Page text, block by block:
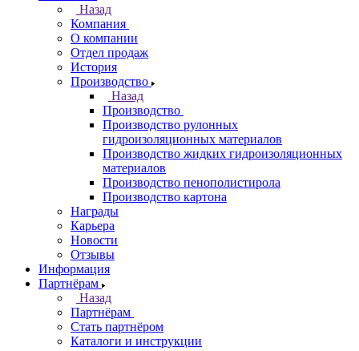
Назад
Компания
О компании
Отдел продаж
История
Производство
Назад
Производство
Производство рулонных
гидроизоляционных материалов
Производство жидких гидроизоляционных
материалов
Производство пенополистирола
Производство картона
Награды
Карьера
Новости
Отзывы
Информация
Партнёрам
Назад
Партнёрам
Стать партнёром
Каталоги и инструкции